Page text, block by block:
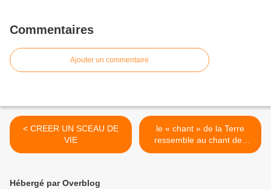
Commentaires
Ajouter un commentaire
< CREER UN SCEAU DE
VIE
le « chant » de la Terre
ressemble au chant des
baleines >
Hébergé par Overblog